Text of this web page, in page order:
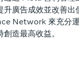
升廣告成效並改善出
Network 來充分
創造最高收益。